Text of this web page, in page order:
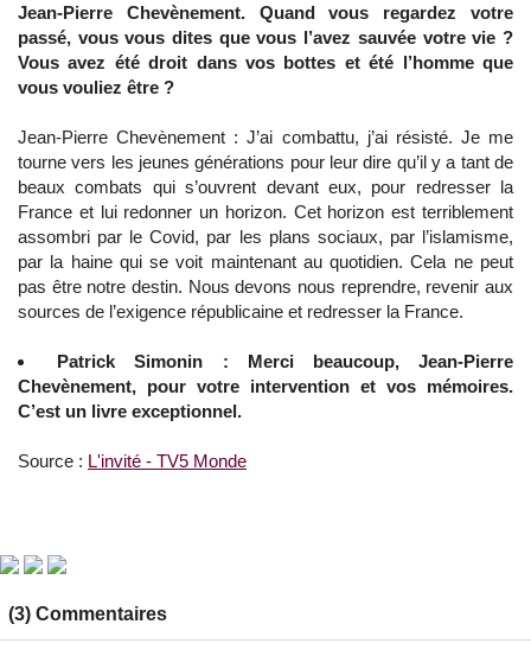
Jean-Pierre Chevènement. Quand vous regardez votre
passé, vous vous dites que vous l’avez sauvée votre vie ?
Vous avez été droit dans vos bottes et été l’homme que
vous vouliez être ?
Jean-Pierre Chevènement : J’ai combattu, j’ai résisté. Je me
tourne vers les jeunes générations pour leur dire qu’il y a tant de
beaux combats qui s’ouvrent devant eux, pour redresser la
France et lui redonner un horizon. Cet horizon est terriblement
assombri par le Covid, par les plans sociaux, par l’islamisme,
par la haine qui se voit maintenant au quotidien. Cela ne peut
pas être notre destin. Nous devons nous reprendre, revenir aux
sources de l’exigence républicaine et redresser la France.
Patrick Simonin : Merci beaucoup, Jean-Pierre
Chevènement, pour votre intervention et vos mémoires.
C’est un livre exceptionnel.
Source : L'invité - TV5 Monde
(3) Commentaires